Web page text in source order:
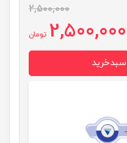
2,500,000
2,500,000 تومان